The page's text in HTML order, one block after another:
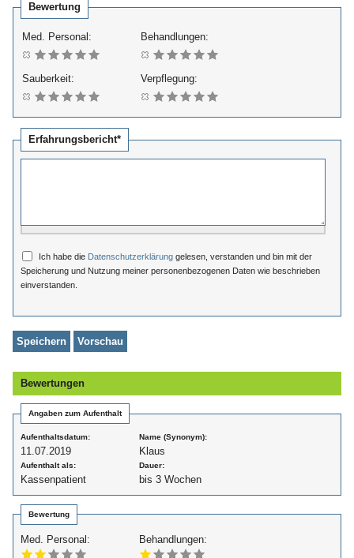
Bewertung
Med. Personal: Behandlungen:
Sauberkeit: Verpflegung:
Erfahrungsbericht*
Ich habe die Datenschutzerklärung gelesen, verstanden und bin mit der
Speicherung und Nutzung meiner personenbezogenen Daten wie beschrieben
einverstanden.
Bewertungen
Angaben zum Aufenthalt
Aufenthaltsdatum:
11.07.2019
Name (Synonym):
Klaus
Aufenthalt als:
Kassenpatient
Dauer:
bis 3 Wochen
Bewertung
Med. Personal: Behandlungen: